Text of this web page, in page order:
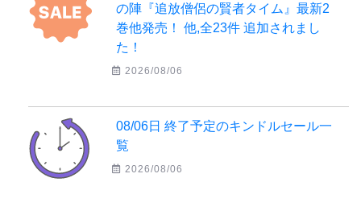
の陣『追放僧侶の賢者タイム』最新2
巻他発売！ 他,全23件 追加されまし
た！
2026/08/06
08/06日 終了予定のキンドルセール一
覧
2026/08/06